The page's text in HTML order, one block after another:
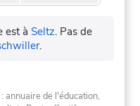
est àSeltz. Pas de
.
annuaire de l'éducation,